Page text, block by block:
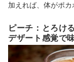
加えれば、体がポカ
ピーチ：とろけ
デザート感覚で